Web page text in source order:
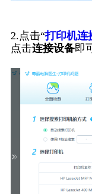
2.点击“打印机连
点击连接设备即